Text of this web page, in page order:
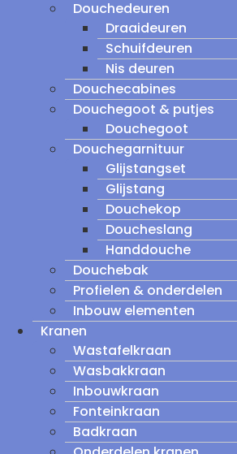
Douchedeuren
Draaideuren
Schuifdeuren
Nis deuren
Douchecabines
Douchegoot & putjes
Douchegoot
Douchegarnituur
Glijstangset
Glijstang
Douchekop
Doucheslang
Handdouche
Douchebak
Profielen & onderdelen
Inbouw elementen
Kranen
Wastafelkraan
Wasbakkraan
Inbouwkraan
Fonteinkraan
Badkraan